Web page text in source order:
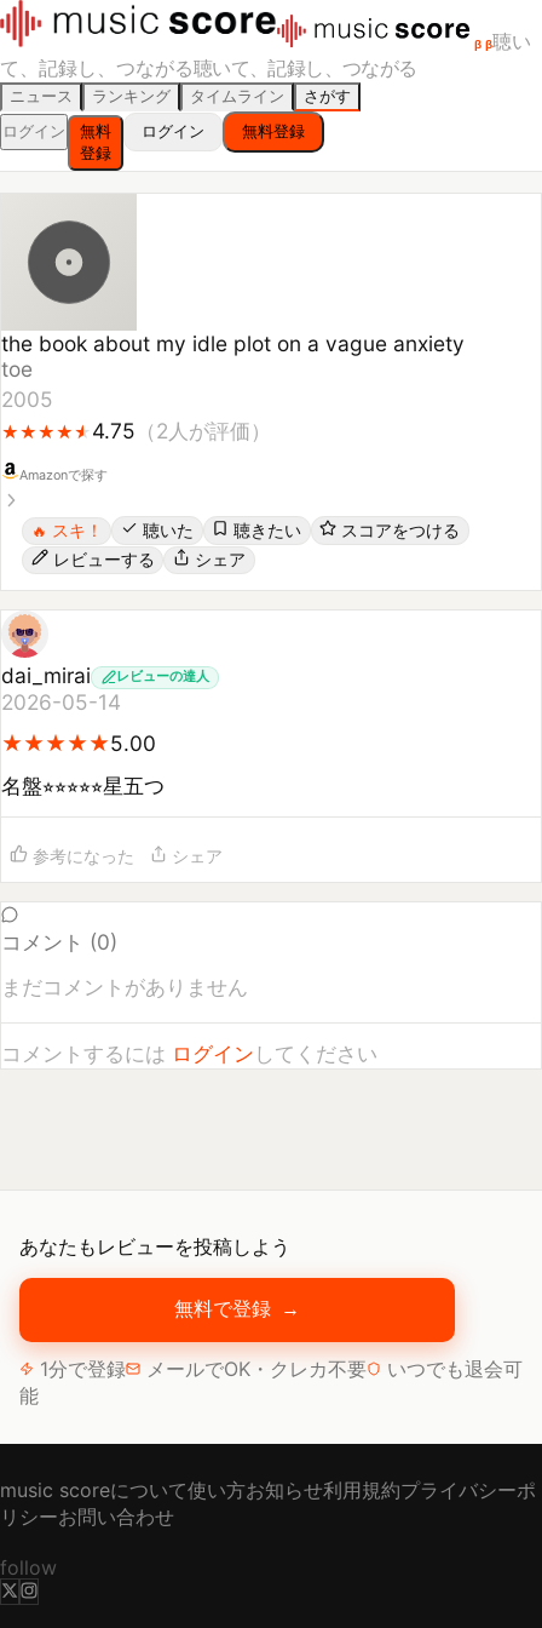
β β聴い
て、記録し、つながる聴いて、記録し、つながる
ニュース ランキング タイムライン
さがす
ログイン
無料
登録
ログイン 無料登録
toe
2005
★
★★
★★
★
Amazonで探す
レビューする
シェア
dai_mirai
2026-05-14
★
★★
★★
★★
★★
★5.00
参考になった シェア
コメント (0
まだコメントがありません
コメントするにはログイン してください
あなたもレビューを投稿しよう
無料で登録 →
1分で登録 メールでOK・クレカ不要
いつでも退会可
能
music scoreについて使い方お知らせ利用規約プライバシーポ
リシーお問い合わせ
follow